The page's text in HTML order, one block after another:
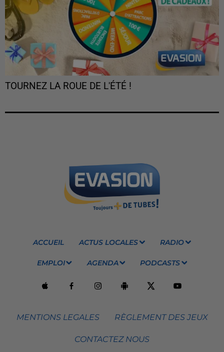
TOURNEZ LA ROUE DE L'ÉTÉ !
ACCUEIL ACTUS LOCALES RADIO
EMPLOI AGENDA PODCASTS
MENTIONS LEGALES RÈGLEMENT DES JEUX
CONTACTEZ NOUS